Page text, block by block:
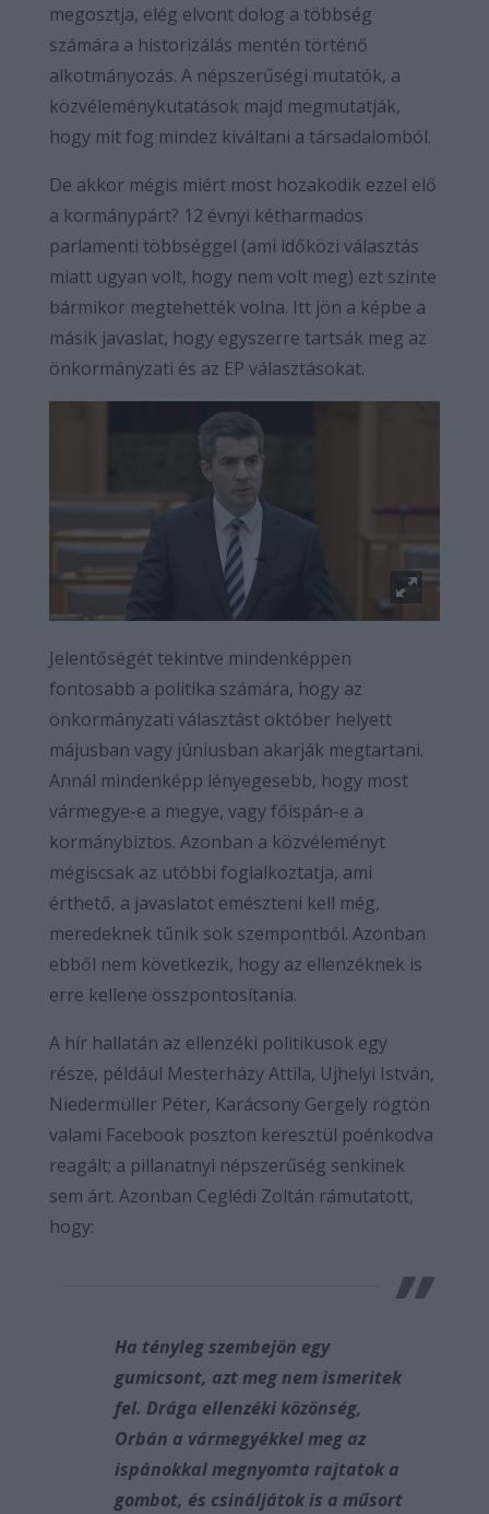
megosztja, elég elvont dolog a többség
számára a historizálás mentén történő
alkotmányozás. A népszerűségi mutatók, a
közvéleménykutatások majd megmutatják,
hogy mit fog mindez kiváltani a társadalomból.
De akkor mégis miért most hozakodik ezzel elő
a kormánypárt? 12 évnyi kétharmados
parlamenti többséggel (ami időközi választás
miatt ugyan volt, hogy nem volt meg) ezt szinte
bármikor megtehették volna. Itt jön a képbe a
másik javaslat, hogy egyszerre tartsák meg az
önkormányzati és az EP választásokat.
Jelentőségét tekintve mindenképpen
fontosabb a politika számára, hogy az
önkormányzati választást október helyett
májusban vagy júniusban akarják megtartani.
Annál mindenképp lényegesebb, hogy most
vármegye-e a megye, vagy főispán-e a
kormánybiztos. Azonban a közvéleményt
mégiscsak az utóbbi foglalkoztatja, ami
érthető, a javaslatot emészteni kell még,
meredeknek tűnik sok szempontból. Azonban
ebből nem következik, hogy az ellenzéknek is
erre kellene összpontosítania.
A hír hallatán az ellenzéki politikusok egy
része, például Mesterházy Attila, Ujhelyi István,
Niedermüller Péter, Karácsony Gergely rögtön
valami Facebook poszton keresztül poénkodva
reagált; a pillanatnyi népszerűség senkinek
sem árt. Azonban Ceglédi Zoltán rámutatott,
hogy:
Ha tényleg szembejön egy
gumicsont, azt meg nem ismeritek
fel. Drága ellenzéki közönség,
Orbán a vármegyékkel meg az
ispánokkal megnyomta rajtatok a
gombot, és csináljátok is a műsort